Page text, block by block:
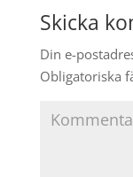
Skicka
Din e-
Obligatoriska